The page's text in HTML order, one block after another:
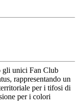
gli unici Fan Club
rappresentando un
per i tifosi di
per i colori